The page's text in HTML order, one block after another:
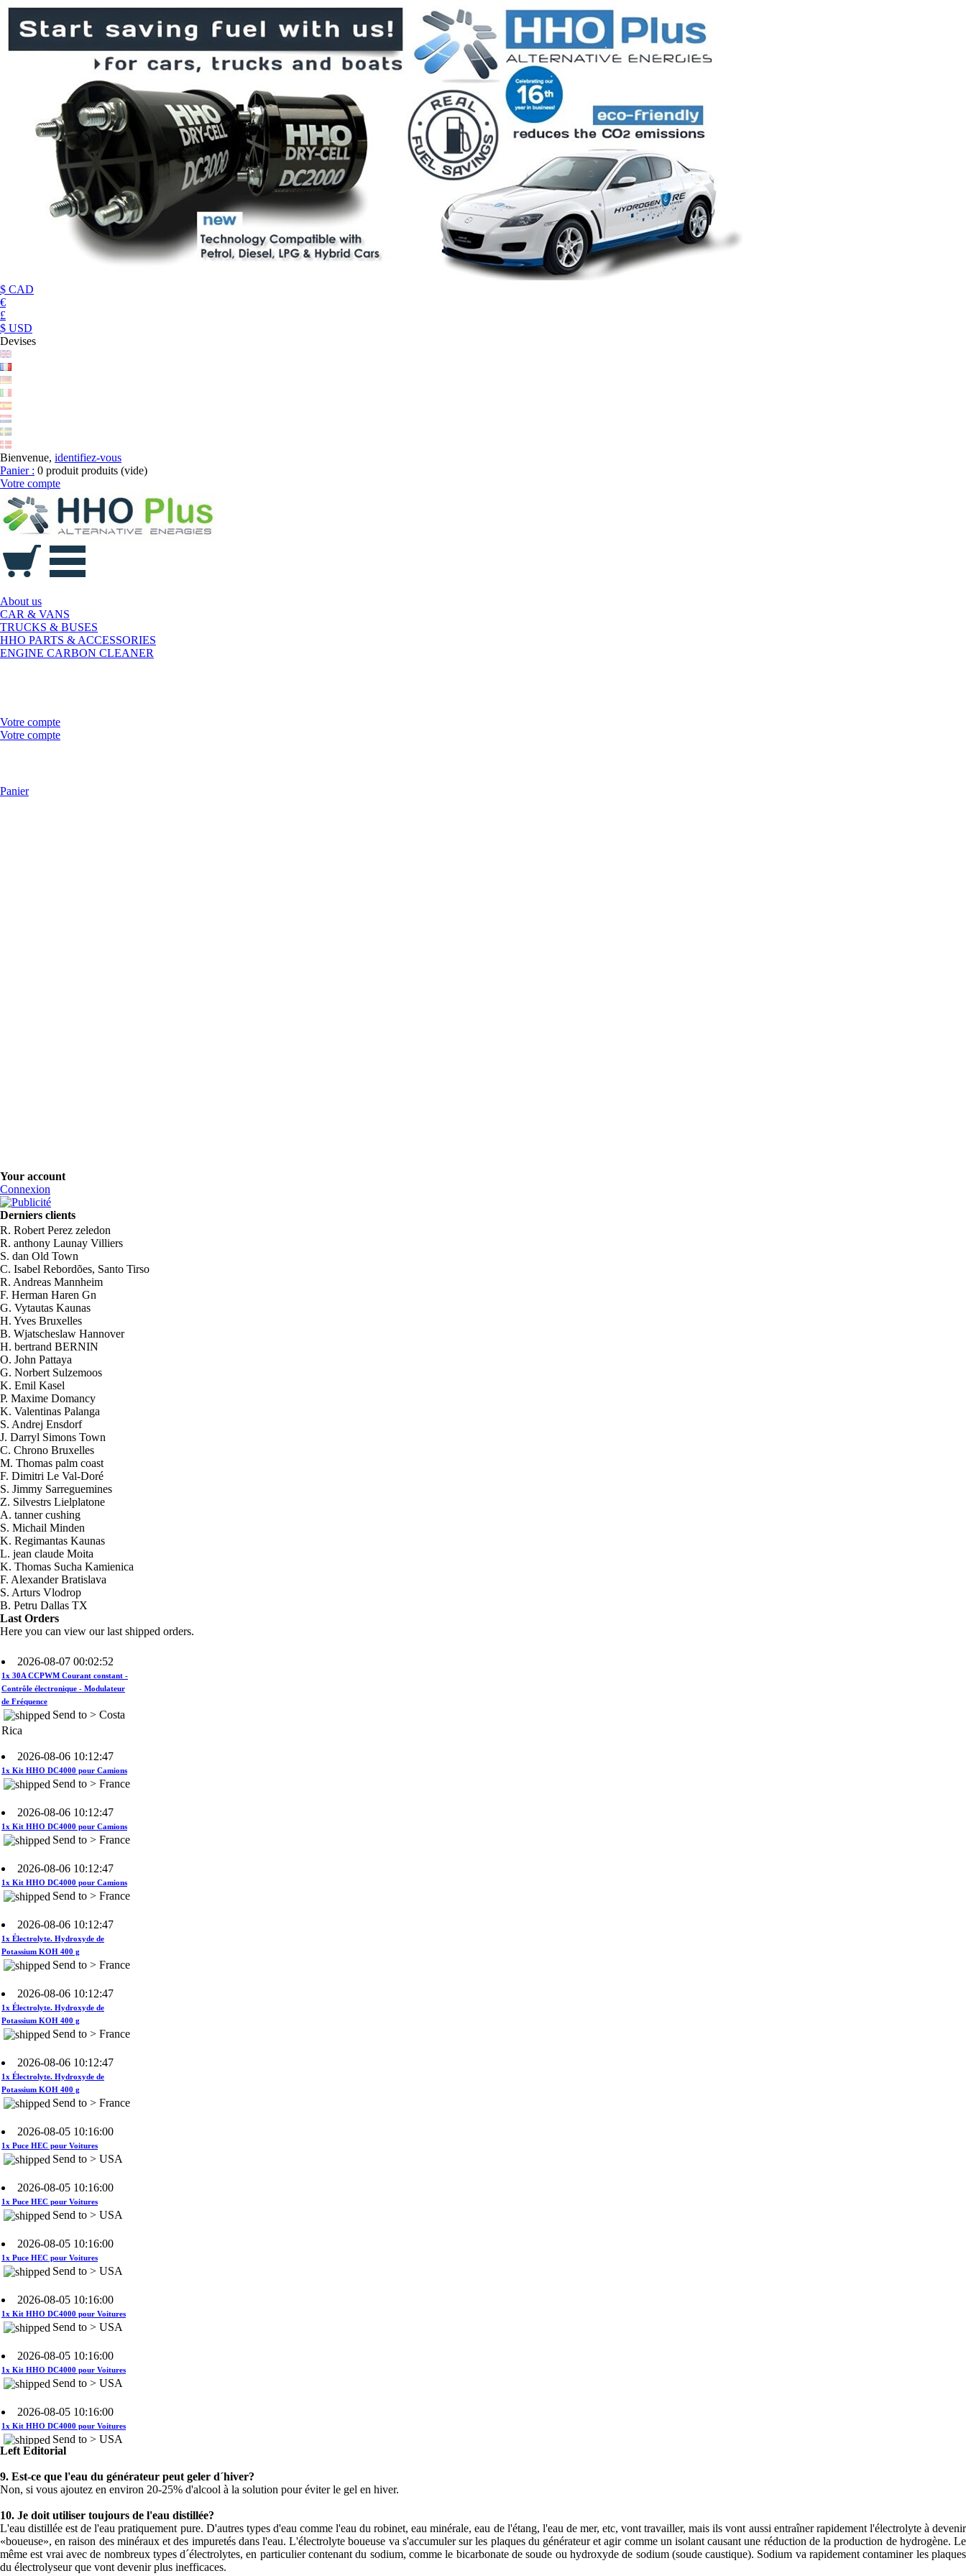
$ CAD
€
£
$ USD
Devises
Bienvenue, identifiez-vous
Panier : 0 produit produits (vide)
Votre compte
About us
CAR & VANS
TRUCKS & BUSES
HHO PARTS & ACCESSORIES
ENGINE CARBON CLEANER
Votre compte
Votre compte
Panier
Your account
Connexion
Derniers clients
R. Robert Perez zeledon
R. anthony Launay Villiers
S. dan Old Town
C. Isabel Rebordões, Santo Tirso
R. Andreas Mannheim
F. Herman Haren Gn
G. Vytautas Kaunas
H. Yves Bruxelles
B. Wjatscheslaw Hannover
H. bertrand BERNIN
O. John Pattaya
G. Norbert Sulzemoos
K. Emil Kasel
P. Maxime Domancy
K. Valentinas Palanga
S. Andrej Ensdorf
J. Darryl Simons Town
C. Chrono Bruxelles
M. Thomas palm coast
F. Dimitri Le Val-Doré
S. Jimmy Sarreguemines
Z. Silvestrs Lielplatone
A. tanner cushing
S. Michail Minden
K. Regimantas Kaunas
L. jean claude Moita
K. Thomas Sucha Kamienica
F. Alexander Bratislava
S. Arturs Vlodrop
B. Petru Dallas TX
Last Orders
Here you can view our last shipped orders.
2026-08-07 00:02:52
1x Kit HHO DC2000 pour Voitures
Send to > Costa
Rica
2026-08-07 00:02:52
Contrôle électronique - Modulateur
de Fréquence
Send to > Costa
Rica
2026-08-06 10:12:47
Send to > France
2026-08-06 10:12:47
Send to > France
2026-08-06 10:12:47
Send to > France
2026-08-06 10:12:47
Potassium KOH 400 g
Send to > France
2026-08-06 10:12:47
Potassium KOH 400 g
Send to > France
2026-08-06 10:12:47
Potassium KOH 400 g
Send to > France
2026-08-05 10:16:00
Send to > USA
2026-08-05 10:16:00
Send to > USA
2026-08-05 10:16:00
Send to > USA
2026-08-05 10:16:00
Send to > USA
2026-08-05 10:16:00
Send to > USA
2026-08-05 10:16:00
Send to > USA
2026-08-04 09:13:36
d'eau
Send to >
2026-08-04 09:13:36
1x Système de contrôle du niveau
d'eau
Send to >
Left Editorial
9. Est-ce que l'eau du générateur peut geler d´hiver?
Non, si vous ajoutez en environ 20-25% d'alcool à la solution pour éviter le gel en hiver.
10. Je doit utiliser toujours de l'eau distillée?
L'eau distillée est de l'eau pratiquement pure. D'autres types d'eau comme l'eau du robinet, eau minérale, eau de l'étang, l'eau de mer, etc, vont travailler, mais ils vont aussi entraîner rapidement l'électrolyte à devenir
«boueuse», en raison des minéraux et des impuretés dans l'eau. L'électrolyte boueuse va s'accumuler sur les plaques du générateur et agir comme un isolant causant une réduction de la production de hydrogène. Le
même est vrai avec de nombreux types d´électrolytes, en particulier contenant du sodium, comme le bicarbonate de soude ou hydroxyde de sodium (soude caustique). Sodium va rapidement contaminer les plaques
du électrolyseur que vont devenir plus inefficaces.